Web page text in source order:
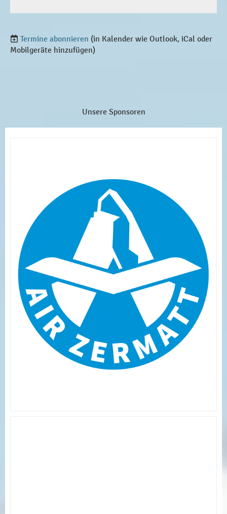
Termine abonnieren (in Kalender wie Outlook, iCal oder
Mobilgeräte hinzufügen)
Unsere Sponsoren